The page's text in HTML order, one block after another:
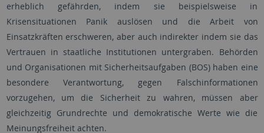
erheblich gefährden, indem sie beispielsweise in
Krisensituationen Panik auslösen und die Arbeit von
Einsatzkräften erschweren, aber auch indirekter indem sie das
Vertrauen in staatliche Institutionen untergraben. Behörden
und Organisationen mit Sicherheitsaufgaben (BOS) haben eine
besondere Verantwortung, gegen Falschinformationen
vorzugehen, um die Sicherheit zu wahren, müssen aber
gleichzeitig Grundrechte und demokratische Werte wie die
Meinungsfreiheit achten.